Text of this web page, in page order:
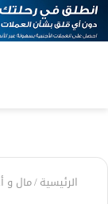
الرئيسية/مال و